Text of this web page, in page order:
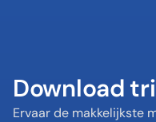
Download
Ervaar de makkelijkste